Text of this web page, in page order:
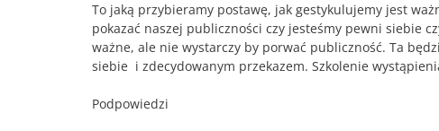
To jaką przybieramy postawę, jak gestykulujemy jest
pokazać naszej publiczności czy jesteśmy pewni siebie
ważne, ale nie wystarczy by porwać publiczność. Ta
siebie i zdecydowanym przekazem. Szkolenie
Podpowiedzi